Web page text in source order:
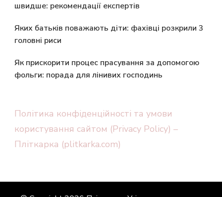
швидше: рекомендації експертів
Яких батьків поважають діти: фахівці розкрили 3
головні риси
Як прискорити процес прасування за допомогою
фольги: порада для лінивих господинь
Політика конфіденційності та умови
користування сайтом (Privacy Policy) –
Пліткарка (plitkarka.com)